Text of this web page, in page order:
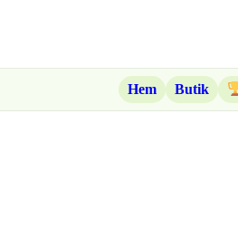
Hem Butik